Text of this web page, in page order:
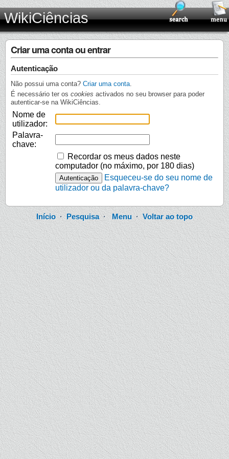
WikiCiências
Criar uma conta ou entrar
Autenticação
Não possui uma conta? Criar uma conta
É necessário ter os cookies activados no seu browser para poder
autenticar-se na WikiCiências.
Nome de
utilizador:
Palavra-
chave:
Recordar os meus dados neste
computador (no máximo, por 180 dias)
Esqueceu-se do seu nome de
utilizador ou da palavra-chave?
Início· Pesquisa·Menu ·Voltar ao topo